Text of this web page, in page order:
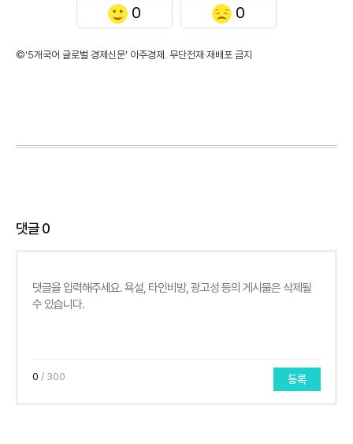
0 0
©'5개국어 글로벌 경제신문' 아주경제. 무단전재·재배포 금지
댓글0
0 / 300 등록